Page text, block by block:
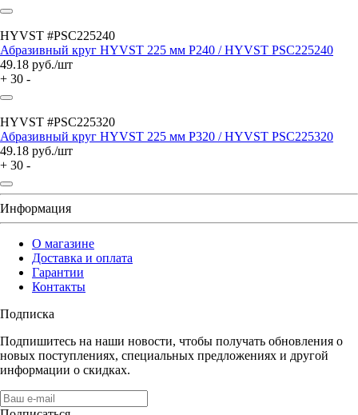
HYVST #PSC225240
Абразивный круг HYVST 225 мм P240 / HYVST PSC225240
49.18 руб./шт
+ 30 -
HYVST #PSC225320
Абразивный круг HYVST 225 мм P320 / HYVST PSC225320
49.18 руб./шт
+ 30 -
Информация
О магазине
Доставка и оплата
Гарантии
Контакты
Подписка
Подпишитесь на наши новости, чтобы получать обновления о
новых поступлениях, специальных предложениях и другой
информации о скидках.